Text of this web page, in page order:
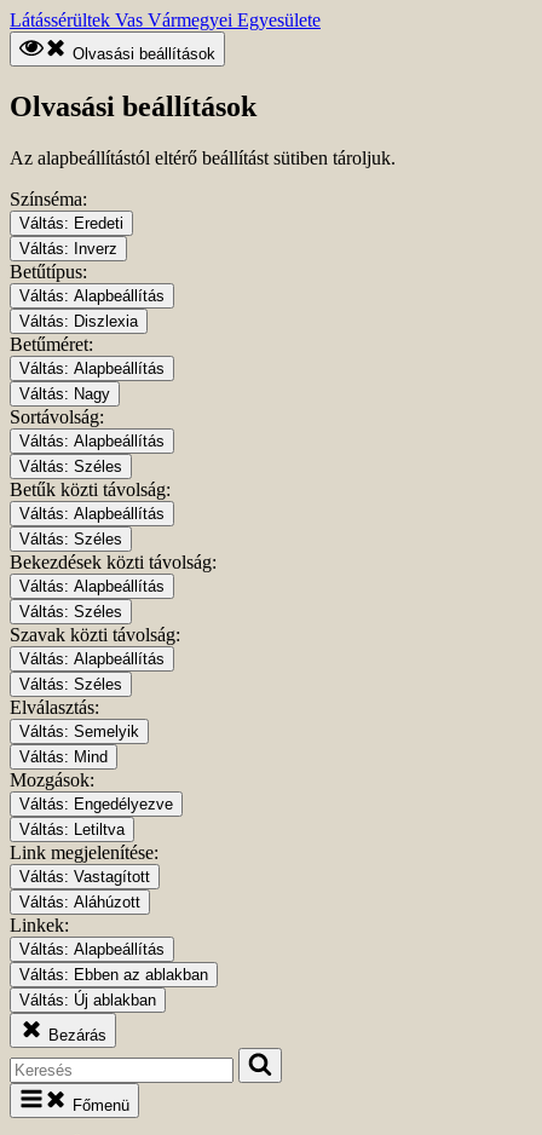
Ugrás
a
fő
tartalomhoz
Kezdőlapra
ugrás
Látássérültek Vas Vármegyei Egyesülete
Olvasási beállítások
Olvasási beállítások
Az alapbeállítástól eltérő beállítást sütiben tároljuk.
Színséma:
Váltás: Eredeti
Váltás: Inverz
Betűtípus:
Váltás: Alapbeállítás
Váltás: Diszlexia
Betűméret:
Váltás: Alapbeállítás
Váltás: Nagy
Sortávolság:
Váltás: Alapbeállítás
Váltás: Széles
Betűk közti távolság:
Váltás: Alapbeállítás
Váltás: Széles
Bekezdések közti távolság:
Váltás: Alapbeállítás
Váltás: Széles
Szavak közti távolság:
Váltás: Alapbeállítás
Váltás: Széles
Elválasztás:
Váltás: Semelyik
Váltás: Mind
Mozgások:
Váltás: Engedélyezve
Váltás:
Letiltva
Link megjelenítése:
Váltás: Vastagított
Váltás: Aláhúzott
Linkek:
Váltás: Alapbeállítás
Váltás: Ebben az ablakban
Váltás: Új ablakban
Bezárás
Keresés
Főmenü